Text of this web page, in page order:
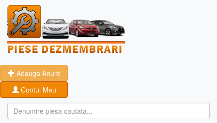
Adauga Anunt
Contul Meu